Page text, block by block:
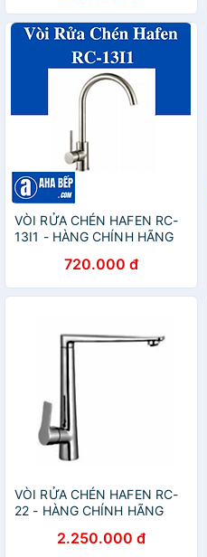
VÒI RỬA CHÉN HAFEN RC-
13I1 - HÀNG CHÍNH HÃNG
720.000 đ
VÒI RỬA CHÉN HAFEN RC-
22 - HÀNG CHÍNH HÃNG
2.250.000 đ